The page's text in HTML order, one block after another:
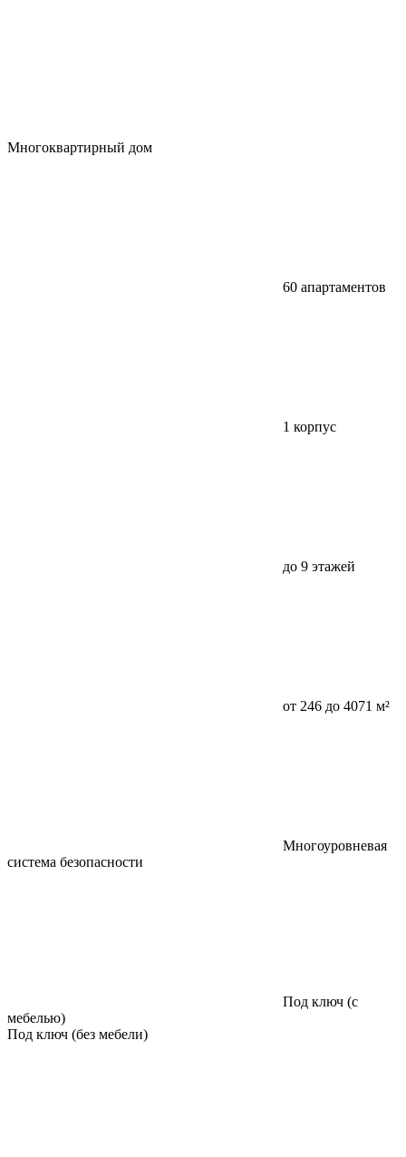
Многоквартирный дом
60 апартаментов
1 корпус
до 9 этажей
от 246 до 4071 м²
Многоуровневая
система безопасности
Под ключ (с
мебелью)
Под ключ (без мебели)